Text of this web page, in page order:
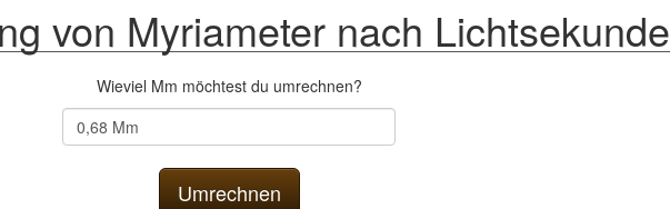
von Myriameter nach Lichtsekunde
Wieviel Mm möchtest du umrechnen?